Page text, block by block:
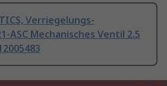
Verriegelungs-
ASC Mechanisches Ventil 2.5